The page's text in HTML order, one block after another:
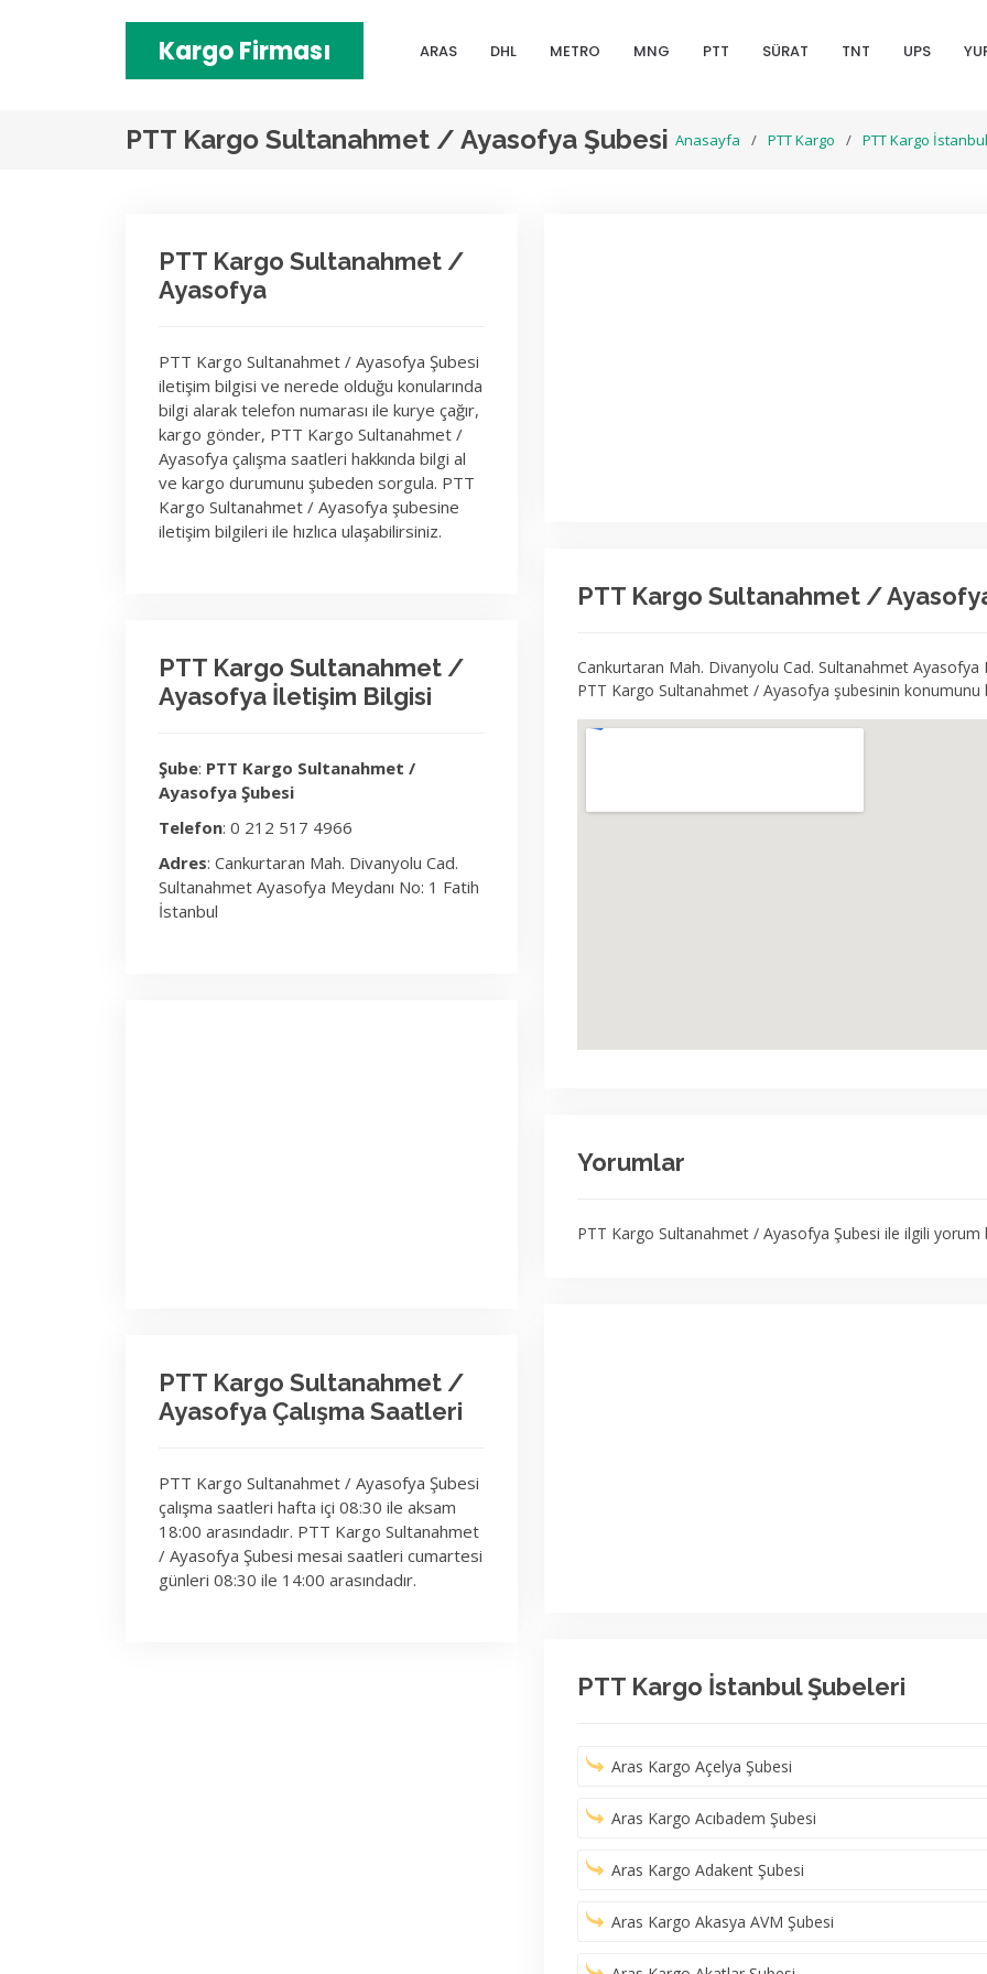
Kargo Firması ARAS DHL METRO MNG PTT SÜRAT TNT UPS
PTT Kargo Sultanahmet / Ayasofya Şubesi Anasayfa PTT Kargo PTT Kargo
PTT Kargo Sultanahmet /
Ayasofya
PTT Kargo Sultanahmet / Ayasofya Şubesi
iletişim bilgisi ve nerede olduğu konularında
bilgi alarak telefon numarası ile kurye çağır,
kargo gönder, PTT Kargo Sultanahmet /
Ayasofya çalışma saatleri hakkında bilgi al
ve kargo durumunu şubeden sorgula. PTT
Kargo Sultanahmet / Ayasofya şubesine
iletişim bilgileri ile hızlıca ulaşabilirsiniz.
PTT Kargo Sultanahmet /
Ayasofya İletişim Bilgisi
Şube: PTT Kargo Sultanahmet /
Ayasofya Şubesi
Telefon: 0 212 517 4966
Adres: Cankurtaran Mah. Divanyolu Cad.
Sultanahmet Ayasofya Meydanı No: 1 Fatih
İstanbul
PTT Kargo Sultanahmet /
Ayasofya Çalışma Saatleri
PTT Kargo Sultanahmet / Ayasofya Şubesi
çalışma saatleri hafta içi 08:30 ile aksam
18:00 arasındadır. PTT Kargo Sultanahmet
/ Ayasofya Şubesi mesai saatleri cumartesi
günleri 08:30 ile 14:00 arasındadır.
PTT Kargo Sultanahmet /
Cankurtaran Mah. Divanyolu Cad. Sultanahmet
PTT Kargo Sultanahmet / Ayasofya şubesinin konumunu
Yorumlar
PTT Kargo Sultanahmet / Ayasofya Şubesi ile ilgili yorum
PTT Kargo İstanbul Şubeleri
Aras Kargo Açelya Şubesi
Aras Kargo Acıbadem Şubesi
Aras Kargo Adakent Şubesi
Aras Kargo Akasya AVM Şubesi